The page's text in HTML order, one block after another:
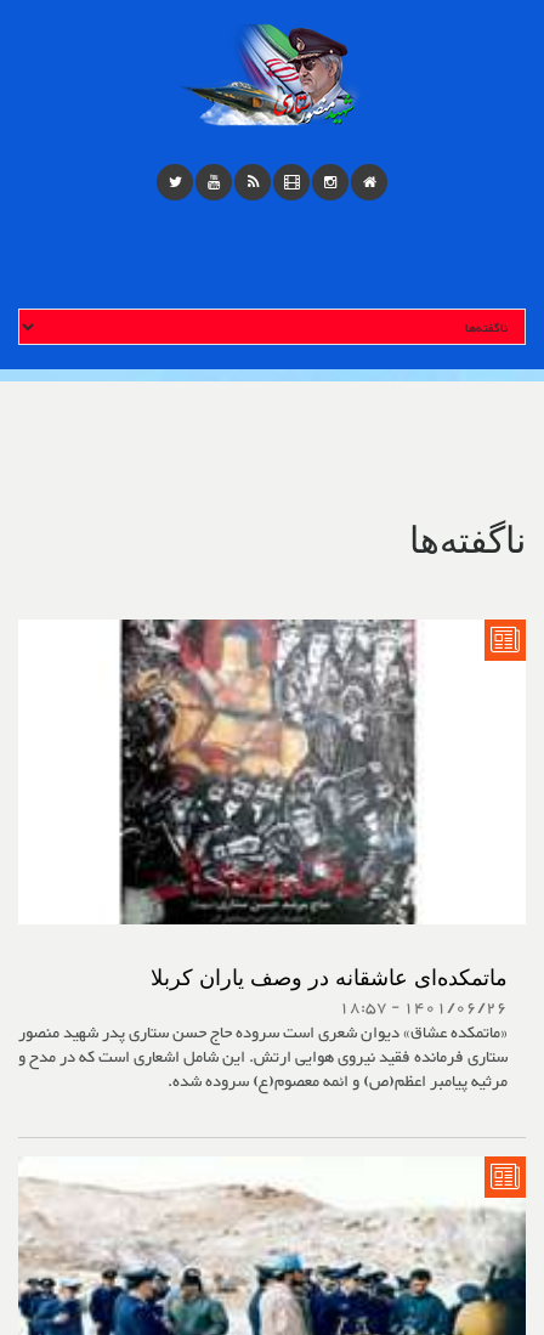
ناگفته‌ها
ماتمکده‌ای عاشقانه در وصف یاران کربلا
1401/06/26 - 18:57
«ماتمکده عشاق» دیوان شعری است سروده حاج حسن ستاری پدر شهید منصور
ستاری فرمانده فقید نیروی هوایی ارتش. این شامل اشعاری است که در مدح و
مرثیه پیامبر اعظم(ص) و ائمه معصوم(ع) سروده شده.